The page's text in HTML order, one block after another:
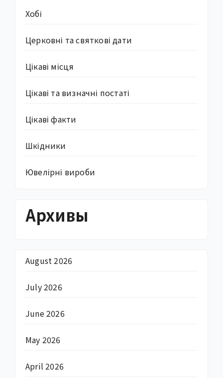
Хобі
Церковні та святкові дати
Цікаві місця
Цікаві та визначні постаті
Цікаві факти
Шкідники
Ювелірні вироби
Архивы
August 2026
July 2026
June 2026
May 2026
April 2026